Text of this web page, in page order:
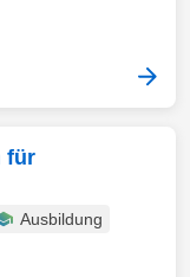
für
Ausbildung